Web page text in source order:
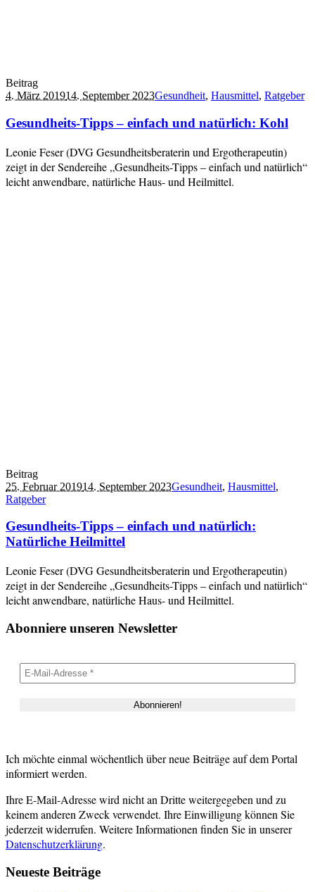
Beitrag
4. März 201914. September 2023Gesundheit, Hausmittel, Ratgeber
Gesundheits-Tipps – einfach und natürlich: Kohl
Leonie Feser (DVG Gesundheitsberaterin und Ergotherapeutin)
zeigt in der Sendereihe „Gesundheits-Tipps – einfach und natürlich“
leicht anwendbare, natürliche Haus- und Heilmittel.
Beitrag
25. Februar 201914. September 2023Gesundheit, Hausmittel,
Ratgeber
Gesundheits-Tipps – einfach und natürlich:
Natürliche Heilmittel
Leonie Feser (DVG Gesundheitsberaterin und Ergotherapeutin)
zeigt in der Sendereihe „Gesundheits-Tipps – einfach und natürlich“
leicht anwendbare, natürliche Haus- und Heilmittel.
Abonniere unseren Newsletter
Ich möchte einmal wöchentlich über neue Beiträge auf dem Portal
informiert werden.
Ihre E-Mail-Adresse wird nicht an Dritte weitergegeben und zu
keinem anderen Zweck verwendet. Ihre Einwilligung können Sie
jederzeit widerrufen. Weitere Informationen finden Sie in unserer
Datenschutzerklärung.
Neueste Beiträge